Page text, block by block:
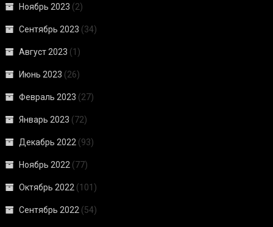
Ноябрь 2023 (2)
Сентябрь 2023 (34)
Август 2023 (1)
Июнь 2023 (26)
Февраль 2023 (27)
Январь 2023 (72)
Декабрь 2022 (93)
Ноябрь 2022 (77)
Октябрь 2022 (101)
Сентябрь 2022 (54)